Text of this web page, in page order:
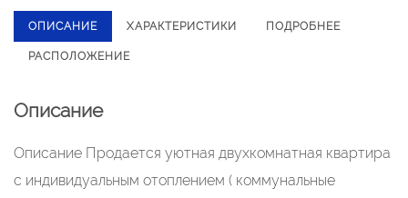
ОПИСАНИЕ ХАРАКТЕРИСТИКИ ПОДРОБНЕЕ
РАСПОЛОЖЕНИЕ
Описание
Описание Продается уютная двухкомнатная квартира
с индивидуальным отоплением ( коммунальные